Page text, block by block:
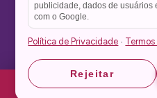
Salve no
Theme Stone Blog
publicidade, dados de usuários
com o Google.
Política de Privacidade ·
Rejeitar